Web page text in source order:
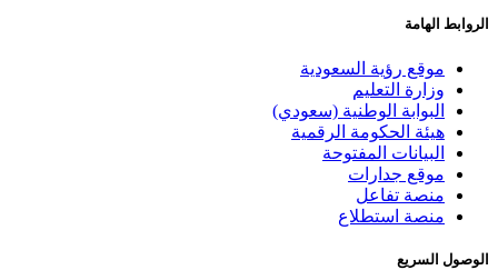
الروابط الهامة
موقع رؤية السعودية
وزارة التعليم
البوابة الوطنية (سعودي)
هيئة الحكومة الرقمية
البيانات المفتوحة
موقع جدارات
منصة تفاعل
منصة استطلاع
الوصول السريع